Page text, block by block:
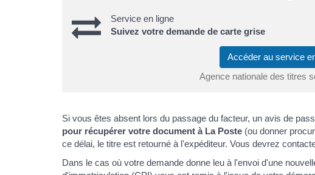
Service en ligne
Suivez votre demande de carte grise
Accéder au service
Agence nationale des titres
Si vous êtes absent lors du passage du facteur, un avis de
pour récupérer votre document à La Poste (ou donner
ce délai, le titre est retourné à l'expéditeur. Vous devrez
Dans le cas où votre demande donne leu à l'envoi d'une